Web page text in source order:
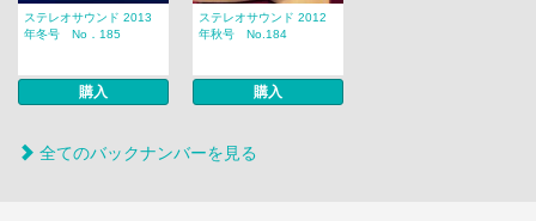
ステレオサウンド 2013
年冬号 No．185
購入
ステレオサウンド 2012
年秋号 No.184
購入
全てのバックナンバーを見る